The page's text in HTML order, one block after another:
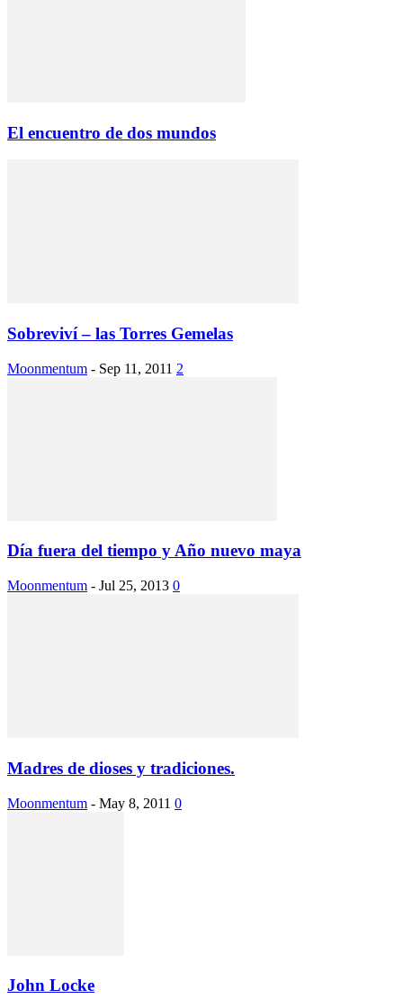
El encuentro de dos mundos
Sobreviví – las Torres Gemelas
Moonmentum - Sep 11, 2011 2
Día fuera del tiempo y Año nuevo maya
Moonmentum - Jul 25, 2013 0
Madres de dioses y tradiciones.
Moonmentum - May 8, 2011 0
John Locke